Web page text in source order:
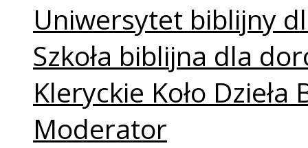
Uniwersytet biblijny
Szkoła biblijna dla
Kleryckie Koło
Moderator